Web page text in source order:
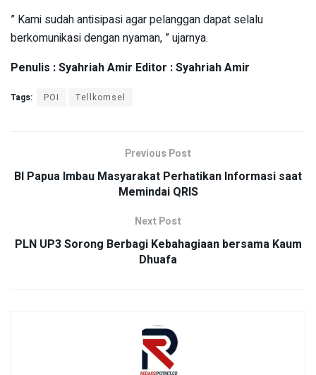
” Kami sudah antisipasi agar pelanggan dapat selalu
berkomunikasi dengan nyaman, ” ujarnya.
Penulis : Syahriah Amir Editor : Syahriah Amir
Tags: POI Tellkomsel
Previous Post
BI Papua Imbau Masyarakat Perhatikan Informasi saat
Memindai QRIS
Next Post
PLN UP3 Sorong Berbagi Kebahagiaan bersama Kaum
Dhuafa